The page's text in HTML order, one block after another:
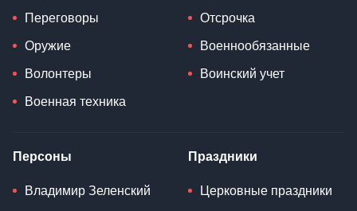
Переговоры
Оружие
Волонтеры
Военная техника
Отсрочка
Военнообязанные
Воинский учет
Персоны
Владимир Зеленский
Праздники
Церковные праздники